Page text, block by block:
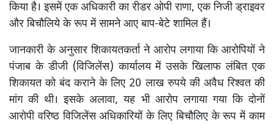
किया है। इसमें एक अधिकारी का रीडर ओपी राणा, एक निजी ड्राइवर
और बिचौलिये के रूप में सामने आए बाप-बेटे शामिल हैं।
जानकारी के अनुसार शिकायतकर्ता ने आरोप लगाया कि आरोपियों ने
पंजाब के डीजी (विजिलेंस) कार्यालय में उसके खिलाफ लंबित एक
शिकायत को बंद कराने के लिए 20 लाख रुपये की अवैध रिश्वत की
मांग की थी। इसके अलावा, यह भी आरोप लगाया गया कि दोनों
आरोपी वरिष्ठ विजिलेंस अधिकारियों के लिए बिचौलिए के रूप में काम